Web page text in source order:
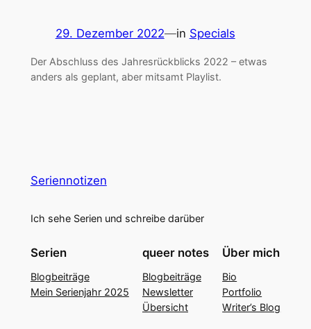
29. Dezember 2022—in Specials
Der Abschluss des Jahresrückblicks 2022 – etwas
anders als geplant, aber mitsamt Playlist.
Seriennotizen
Ich sehe Serien und schreibe darüber
Serien
Blogbeiträge
Mein Serienjahr 2025
queer notes
Blogbeiträge
Newsletter
Übersicht
Über mich
Bio
Portfolio
Writer’s Blog